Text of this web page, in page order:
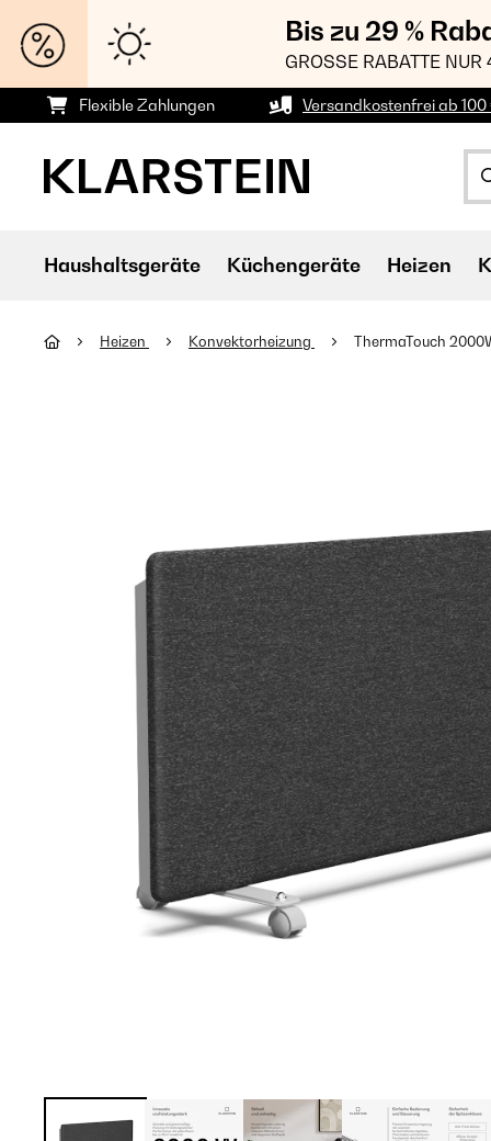
Bis zu 29 %
GROSSE RABATTE
Flexible Zahlungen Versandkostenfrei ab 100
Haushaltsgeräte Küchengeräte Heizen
Heizen Konvektorheizung ThermaTouch